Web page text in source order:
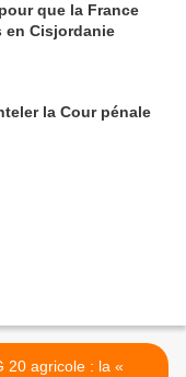
que la France
en Cisjordanie
la Cour pénale
20 agricole : la «